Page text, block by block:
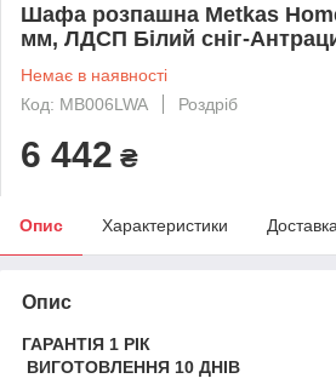
Шафа розпашна Metkas
мм, ЛДСП Білий сніг-
Немає в наявності
Код: MB006LWA
Роздріб
6 442 ₴
Опис Характеристики Доставка
Опис
ГАРАНТІЯ 1 РІК
ВИГОТОВЛЕННЯ 10 ДНІВ